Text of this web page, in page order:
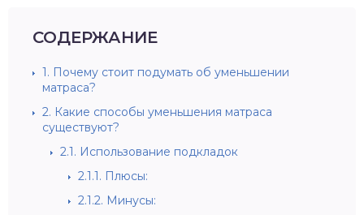
СОДЕРЖАНИЕ
1. Почему стоит подумать об уменьшении
матраса?
2. Какие способы уменьшения матраса
существуют?
2.1. Использование подкладок
2.1.1. Плюсы:
2.1.2. Минусы: